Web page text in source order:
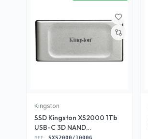
Kingston
SSD Kingston XS2000 1Tb
USB-C 3D NAND
(SXS2000/1000G)